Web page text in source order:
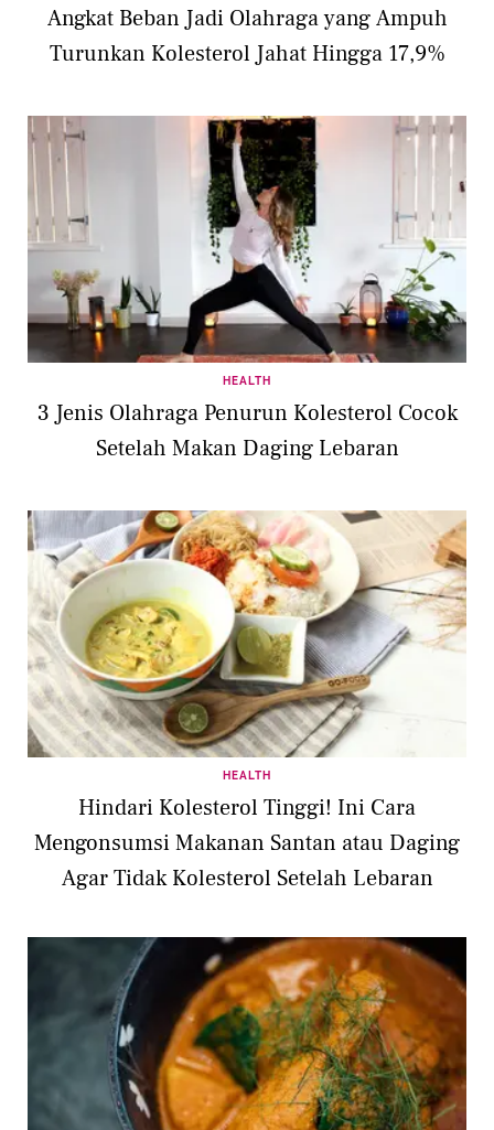
Angkat Beban Jadi Olahraga yang Ampuh
Turunkan Kolesterol Jahat Hingga 17,9%
HEALTH
3 Jenis Olahraga Penurun Kolesterol Cocok
Setelah Makan Daging Lebaran
HEALTH
Hindari Kolesterol Tinggi! Ini Cara
Mengonsumsi Makanan Santan atau Daging
Agar Tidak Kolesterol Setelah Lebaran